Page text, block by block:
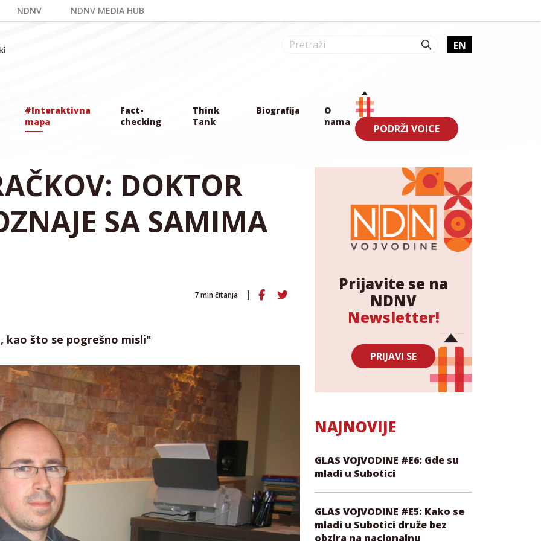
NDNV NDNV MEDIA HUB
EN
#Interaktivna
mapa
Fact-
checking
Think
Tank
Biografija
O
nama
PODRŽI VOICE
DOKTOR
SA SAMIMA
7min čitanja
kao što se pogrešno misli"
Prijavite se na
NDNV
Newsletter!
PRIJAVI SE
NAJNOVIJE
GLAS VOJVODINE #E6: Gde su
mladi u Subotici
GLAS VOJVODINE #E5: Kako se
mladi u Subotici druže bez
obzira na nacionalnu